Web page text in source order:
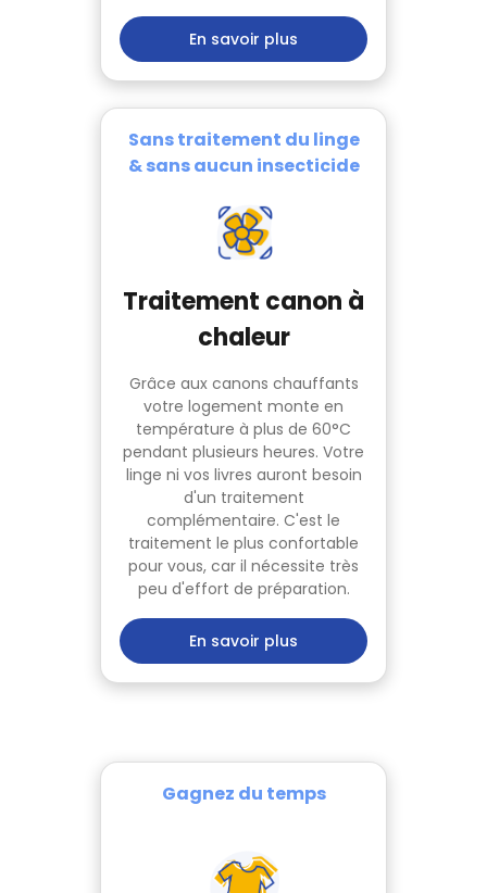
En savoir plus
Sans traitement du linge
& sans aucun insecticide
Traitement canon à
chaleur
Grâce aux canons chauffants
votre logement monte en
température à plus de 60°C
pendant plusieurs heures. Votre
linge ni vos livres auront besoin
d'un traitement
complémentaire. C'est le
traitement le plus confortable
pour vous, car il nécessite très
peu d'effort de préparation.
En savoir plus
Gagnez du temps